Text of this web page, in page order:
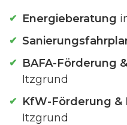
Energieberatung
BAFA-Förderung
Itzgrund
KfW-Förderung
Itzgrund